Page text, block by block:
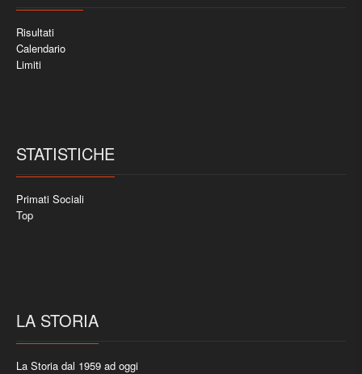
Risultati
Calendario
Limiti
STATISTICHE
Primati Sociali
Top
LA STORIA
La Storia dal 1959 ad oggi